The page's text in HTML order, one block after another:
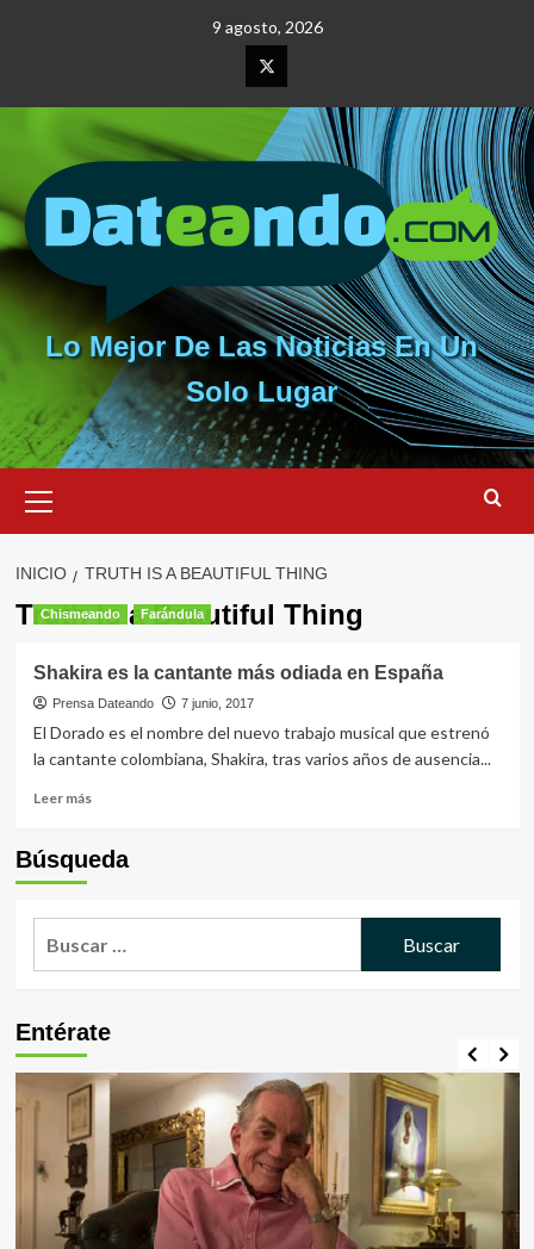
9 agosto, 2026
Elemento
del
menú
Lo Mejor De Las Noticias En Un
Solo Lugar
primario
INICIO TRUTH IS A BEAUTIFUL THING
Truth Is a Beautiful Thing
Chismeando Farándula
Shakira es la cantante más odiada en España
Prensa Dateando 7 junio, 2017
El Dorado es el nombre del nuevo trabajo musical que estrenó
la cantante colombiana, Shakira, tras varios años de ausencia...
Leer másLeer
Shakira
más
odiada
España
Búsqueda
Entérate